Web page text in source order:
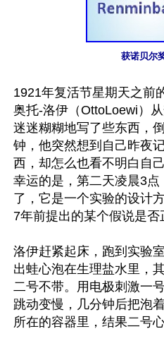
获诺贝尔
1921年复活节星期天之前
奥托-洛伊（OttoLoewi）
迷迷糊糊地写了些东西，
钟，他突然想到自己昨夜
西，却怎么也看不明白自
幸运的是，第二天凌晨3
了，它是一个实验的设计
7年前提出的某个假说是否
洛伊赶紧起床，跑到实验
出蛙心泡在生理盐水里，
二号不带。用电极刺激一
跳动变慢，几分钟后把泡
所在的容器里，结果二号